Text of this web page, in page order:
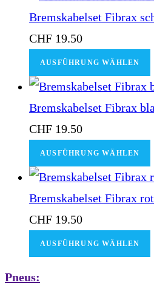
Bremskabelset Fibrax
CHF 19.50
AUSFÜHRUNG WÄHLEN
Bremskabelset Fibrax
CHF 19.50
AUSFÜHRUNG WÄHLEN
Bremskabelset Fibrax rot
CHF 19.50
AUSFÜHRUNG WÄHLEN
Pneus: